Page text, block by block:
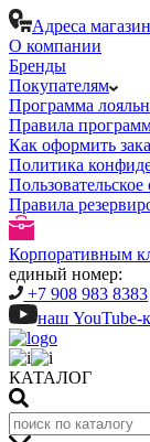
Адреса
О компании
Бренды
Покупателям
Программа
Правила
Как оформить
Политика
Правила
Корпоративным
единый номер:
+7 908 983 8383
наш YouTube-
КАТАЛОГ